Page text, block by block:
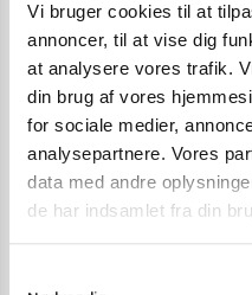
Vi bruger cookies til at
annoncer, til at vise dig
at analysere vores trafik.
din brug af vores
for sociale medier,
analysepartnere. Vores
data med andre
de har indsamlet fra din